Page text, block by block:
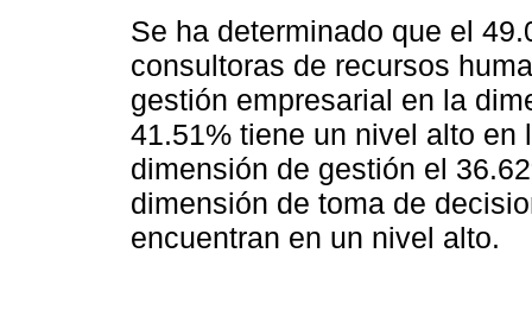
Se ha determinado que el
consultoras de recursos
gestión empresarial en la
41.51% tiene un nivel alto
dimensión de gestión el
dimensión de toma de
encuentran en un nivel alto.